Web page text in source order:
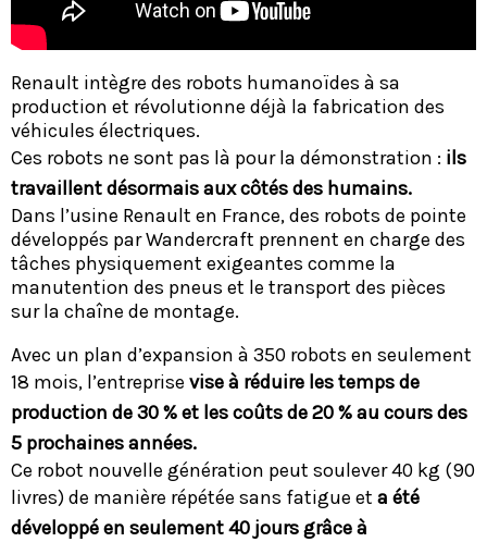
Renault intègre des robots humanoïdes à sa
production et révolutionne déjà la fabrication des
véhicules électriques.
Ces robots ne sont pas là pour la démonstration : ils
travaillent désormais aux côtés des humains.
Dans l’usine Renault en France, des robots de pointe
développés par Wandercraft prennent en charge des
tâches physiquement exigeantes comme la
manutention des pneus et le transport des pièces
sur la chaîne de montage.
Avec un plan d’expansion à 350 robots en seulement
18 mois, l’entreprise vise à réduire les temps de
production de 30 % et les coûts de 20 % au cours des
5 prochaines années.
Ce robot nouvelle génération peut soulever 40 kg (90
livres) de manière répétée sans fatigue et a été
développé en seulement 40 jours grâce à